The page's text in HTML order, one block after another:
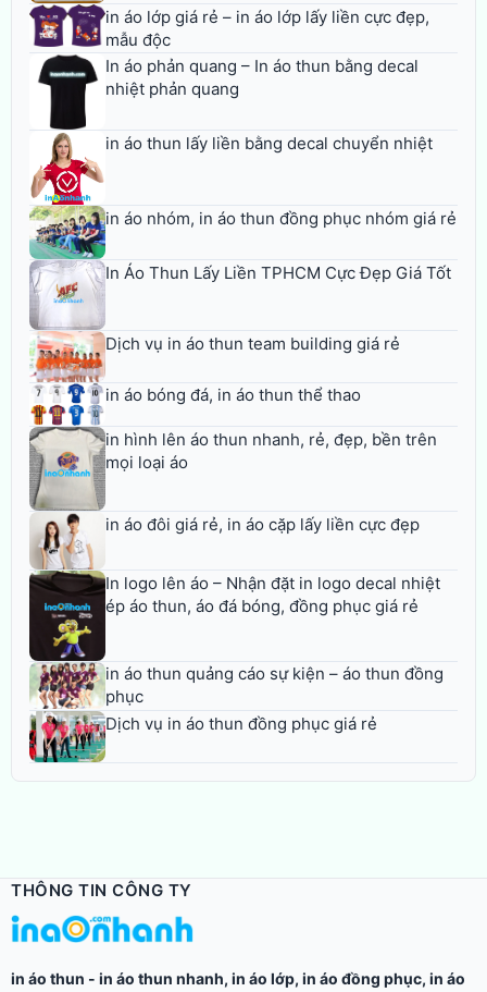
in áo lớp giá rẻ – in áo lớp lấy liền cực đẹp,
mẫu độc
In áo phản quang – In áo thun bằng decal
nhiệt phản quang
in áo thun lấy liền bằng decal chuyển nhiệt
in áo nhóm, in áo thun đồng phục nhóm giá rẻ
In Áo Thun Lấy Liền TPHCM Cực Đẹp Giá Tốt
Dịch vụ in áo thun team building giá rẻ
in áo bóng đá, in áo thun thể thao
in hình lên áo thun nhanh, rẻ, đẹp, bền trên
mọi loại áo
in áo đôi giá rẻ, in áo cặp lấy liền cực đẹp
In logo lên áo – Nhận đặt in logo decal nhiệt
ép áo thun, áo đá bóng, đồng phục giá rẻ
in áo thun quảng cáo sự kiện – áo thun đồng
phục
Dịch vụ in áo thun đồng phục giá rẻ
THÔNG TIN CÔNG TY
in áo thun - in áo thun nhanh, in áo lớp, in áo đồng phục, in áo